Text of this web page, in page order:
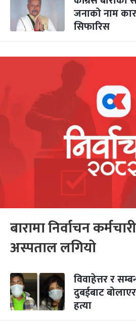
जनाको नाम
सिफारिस
बारामा निर्वाचन
अस्पताल लगियो
विवाहेत्तर र
दुबईबाट
हत्या